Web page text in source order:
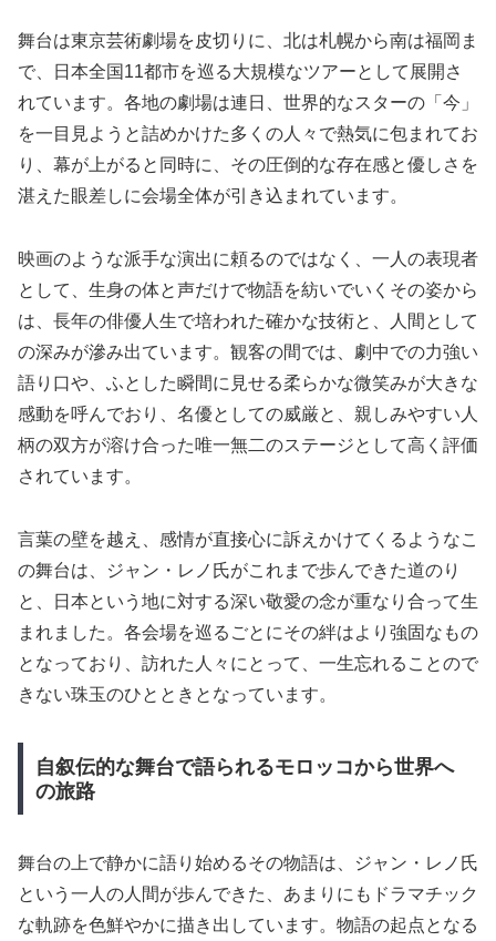
舞台は東京芸術劇場を皮切りに、北は札幌から南は福岡ま
で、日本全国11都市を巡る大規模なツアーとして展開さ
れています。各地の劇場は連日、世界的なスターの「今」
を一目見ようと詰めかけた多くの人々で熱気に包まれてお
り、幕が上がると同時に、その圧倒的な存在感と優しさを
湛えた眼差しに会場全体が引き込まれています。
映画のような派手な演出に頼るのではなく、一人の表現者
として、生身の体と声だけで物語を紡いでいくその姿から
は、長年の俳優人生で培われた確かな技術と、人間として
の深みが滲み出ています。観客の間では、劇中での力強い
語り口や、ふとした瞬間に見せる柔らかな微笑みが大きな
感動を呼んでおり、名優としての威厳と、親しみやすい人
柄の双方が溶け合った唯一無二のステージとして高く評価
されています。
言葉の壁を越え、感情が直接心に訴えかけてくるようなこ
の舞台は、ジャン・レノ氏がこれまで歩んできた道のり
と、日本という地に対する深い敬愛の念が重なり合って生
まれました。各会場を巡るごとにその絆はより強固なもの
となっており、訪れた人々にとって、一生忘れることので
きない珠玉のひとときとなっています。
自叙伝的な舞台で語られるモロッコから世界へ
の旅路
舞台の上で静かに語り始めるその物語は、ジャン・レノ氏
という一人の人間が歩んできた、あまりにもドラマチック
な軌跡を色鮮やかに描き出しています。物語の起点となる